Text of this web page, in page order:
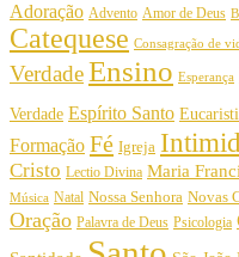
Adoração Advento Amor de Deus
Catequese Consagração de
VerdadeEnsino Esperança
Verdade Espírito Santo
Formação Fé Igreja
Cristo Lectio Divina Maria
Música Natal Nossa Senhora Novas
Oração Palavra de Deus Psicologia